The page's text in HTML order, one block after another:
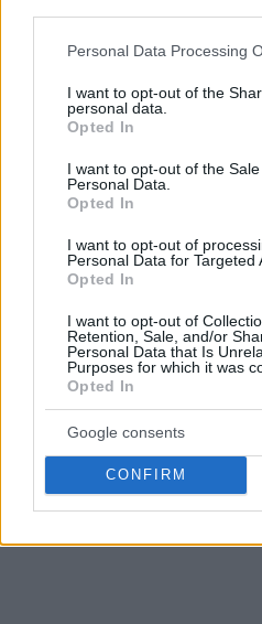
Please note that this website/
not limited to your visit or usage
grant or deny consent to
use your data for below
consent section.
Personal Data Processing
I want to opt-out of the
personal data.
Opted In
I want to opt-out of the
Personal Data.
Opted In
I want to opt-out of
Personal Data for Targeted
Opted In
I want to opt-out of
Retention, Sale, and/or
Personal Data that Is
Purposes for which it was
Opted In
Google consents
CONFIRM